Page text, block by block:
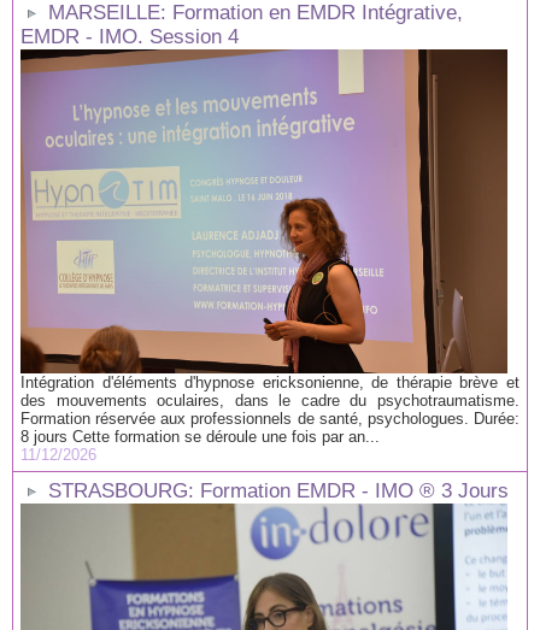
MARSEILLE: Formation en EMDR Intégrative,
EMDR - IMO. Session 4
Intégration d'éléments d'hypnose ericksonienne, de thérapie brève et
des mouvements oculaires, dans le cadre du psychotraumatisme.
Formation réservée aux professionnels de santé, psychologues. Durée:
8 jours Cette formation se déroule une fois par an...
11/12/2026
STRASBOURG: Formation EMDR - IMO ® 3 Jours